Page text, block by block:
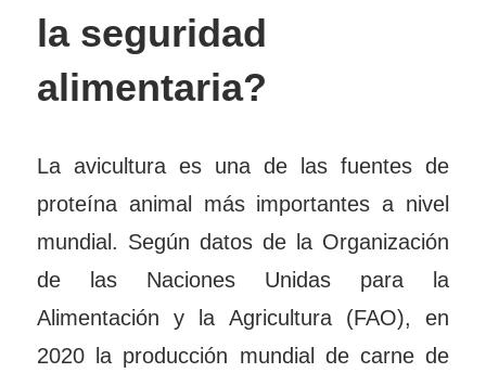
la seguridad
alimentaria?
La avicultura es una de las fuentes de
proteína animal más importantes a nivel
mundial. Según datos de la Organización
de las Naciones Unidas para la
Alimentación y la Agricultura (FAO), en
2020 la producción mundial de carne de